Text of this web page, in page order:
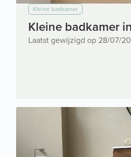
Kleine badkamer
Kleine badkamer
Laatst gewijzigd op 28/07/